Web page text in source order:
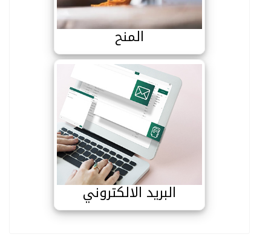
المنح
البريد الالكتروني
البريد الالكتروني